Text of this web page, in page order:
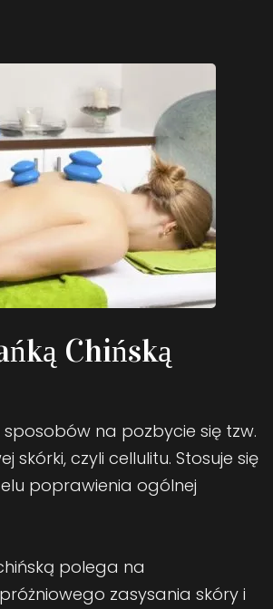
Chińską
sposobów na pozbycie się tzw.
skórki, czyli cellulitu. Stosuje się
poprawienia ogólnej
polega na
zasysania skóry i